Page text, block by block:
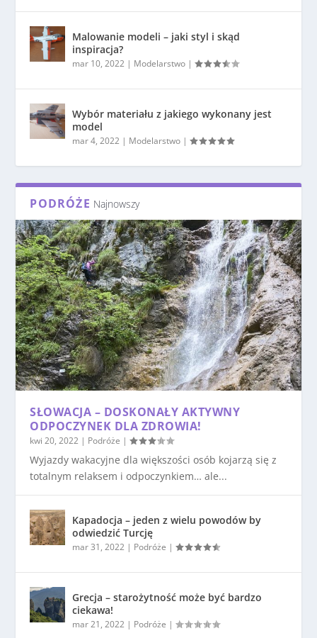
Malowanie modeli – jaki styl i skąd
inspiracja?
mar 10, 2022 | Modelarstwo |
Wybór materiału z jakiego wykonany jest
model
mar 4, 2022 | Modelarstwo |
PODRÓŻE Najnowszy
SŁOWACJA – DOSKONAŁY AKTYWNY
ODPOCZYNEK DLA ZDROWIA!
kwi 20, 2022 | Podróże |
Wyjazdy wakacyjne dla większości osób kojarzą się z
totalnym relaksem i odpoczynkiem… ale...
Kapadocja – jeden z wielu powodów by
odwiedzić Turcję
mar 31, 2022 | Podróże |
Grecja – starożytność może być bardzo
ciekawa!
mar 21, 2022 | Podróże |